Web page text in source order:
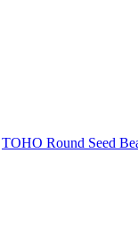
TOHO Round Seed